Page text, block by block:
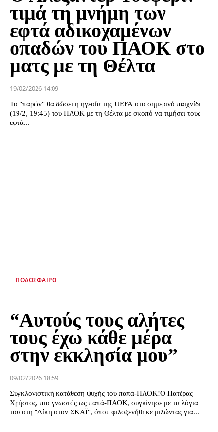
τιμά τη μνήμη των
εφτά αδικοχαμένων
οπαδών του ΠΑΟΚ στο
ματς με τη Θέλτα
19/02/2026 14:09
Το "παρών" θα δώσει η ηγεσία της UEFA στο σημερινό παιχνίδι
(19/2, 19:45) του ΠΑΟΚ με τη Θέλτα με σκοπό να τιμήσει τους
εφτά...
ΠΟΔΌΣΦΑΙΡΟ
“Αυτούς τους αλήτες
τους έχω κάθε μέρα
στην εκκλησία μου”
09/02/2026 18:59
Συγκλονιστική κατάθεση ψυχής του παπά-ΠΑΟΚ!Ο Πατέρας
Χρήστος, πιο γνωστός ως παπά-ΠΑΟΚ, συγκίνησε με τα λόγια
του στη "Δίκη στον ΣΚΑΪ", όπου φιλοξενήθηκε μιλώντας για...